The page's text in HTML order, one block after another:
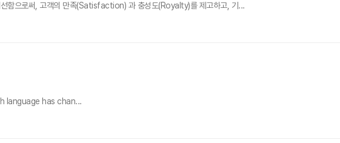
선함으로써, 고객의 만족(Satisfaction) 과 충성도(Royalty)를 제고하고, 기...
language has chan...